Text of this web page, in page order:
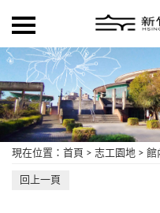
現在位置 ： 首頁 > 志工園地 > 館
回上一頁